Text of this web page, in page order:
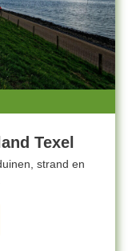
Texel
strand en